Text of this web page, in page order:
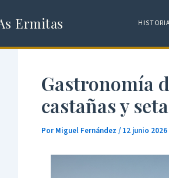
Ermitas
Gastronomía
castañas y
Por Miguel Fernández / 12 junio 2026